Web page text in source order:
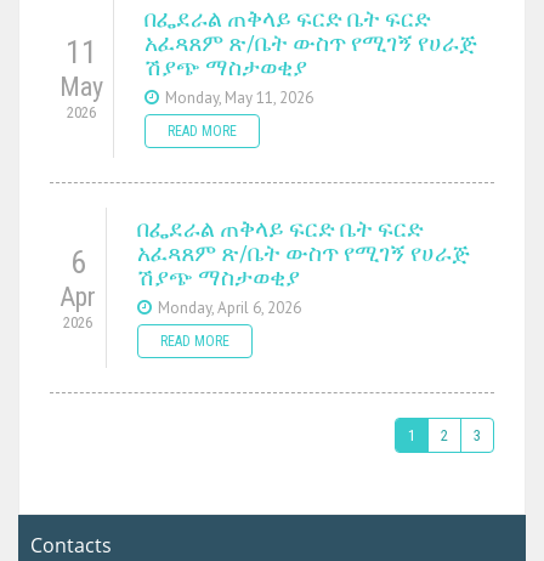
11
May
2026
በፌደራል ጠቅላይ ፍርድ ቤት ፍርድ
አፈጻጸም ጽ/ቤት ውስጥ የሚገኝ የሀራጅ
ሽያጭ ማስታወቂያ
Monday, May 11, 2026
READ MORE
6
Apr
2026
በፌደራል ጠቅላይ ፍርድ ቤት ፍርድ
አፈጻጸም ጽ/ቤት ውስጥ የሚገኝ የሀራጅ
ሽያጭ ማስታወቂያ
Monday, April 6, 2026
READ MORE
1 2 3
Contacts